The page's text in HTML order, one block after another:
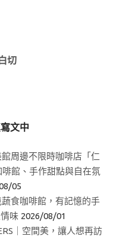
切
文中
周邊不限時咖啡店「仁
館、手作甜點與自在氛
05
食咖啡館，有記憶的手
味 2026/08/01
｜空間美，讓人想再訪